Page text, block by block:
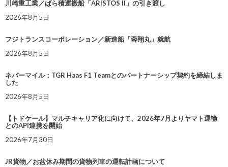
川崎重工業／ばら積運搬船「ARISTOS II」の引き渡し
2026年8月5日
フジトランスコーポレーション／新造船「蓉翔丸」就航
2026年8月5日
ネバーマイル：TGR Haas F1 Teamとのパートナーシップ契約を締結しま
した
2026年8月5日
【トドケール】マルチキャリア化に向けて、2026年7月よりヤマト運輸
とのAPI連携を開始
2026年7月30日
JR貨物／お盆休み期間の貨物列車の運転計画について